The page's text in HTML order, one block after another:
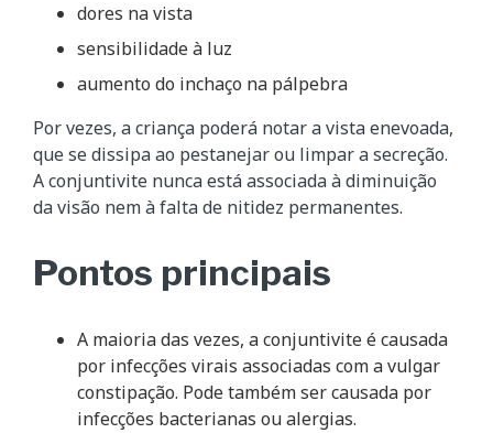
dores na vista
sensibilidade à luz
aumento do inchaço na pálpebra
Por vezes, a criança poderá notar a vista enevoada,
que se dissipa ao pestanejar ou limpar a secreção.
A conjuntivite nunca está associada à diminuição
da visão nem à falta de nitidez permanentes.
Pontos principais
A maioria das vezes, a conjuntivite é causada
por infecções virais associadas com a vulgar
constipação. Pode também ser causada por
infecções bacterianas ou alergias.